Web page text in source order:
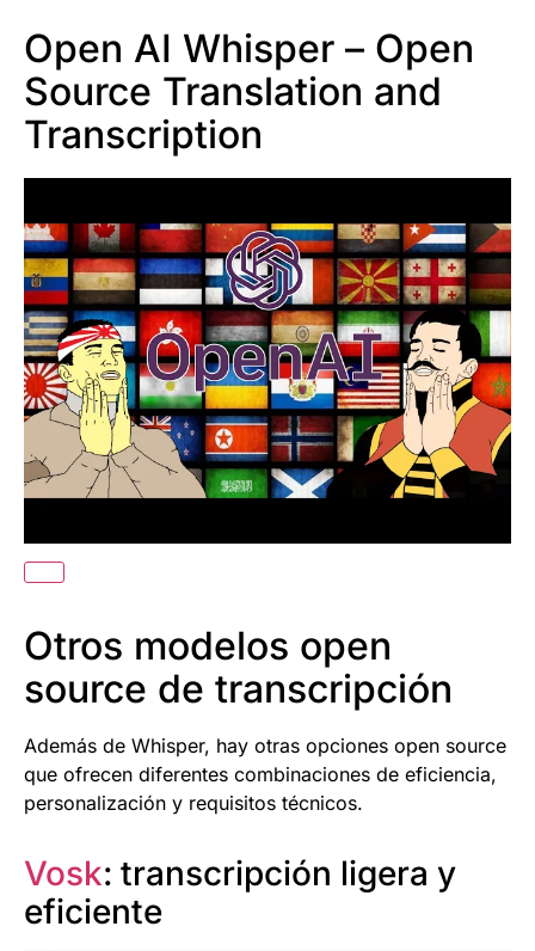
Open AI Whisper – Open
Source Translation and
Transcription
Otros modelos open
source de transcripción
Además de Whisper, hay otras opciones open source
que ofrecen diferentes combinaciones de eficiencia,
personalización y requisitos técnicos.
Vosk: transcripción ligera y
eficiente